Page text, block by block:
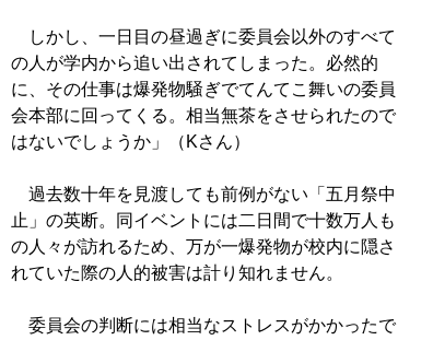
しかし、一日目の昼過ぎに委員会以外のすべて
の人が学内から追い出されてしまった。必然的
に、その仕事は爆発物騒ぎでてんてこ舞いの委員
会本部に回ってくる。相当無茶をさせられたので
はないでしょうか」（Kさん）
過去数十年を見渡しても前例がない「五月祭中
止」の英断。同イベントには二日間で十数万人も
の人々が訪れるため、万が一爆発物が校内に隠さ
れていた際の人的被害は計り知れません。
委員会の判断には相当なストレスがかかったで